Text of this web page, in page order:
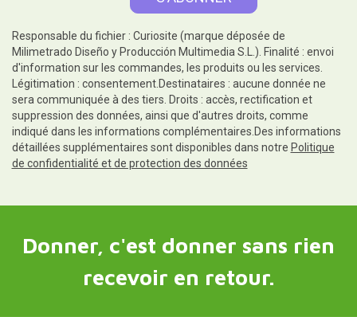
Responsable du fichier : Curiosite (marque déposée de
Milimetrado Diseño y Producción Multimedia S.L.). Finalité : envoi
d'information sur les commandes, les produits ou les services.
Légitimation : consentement.Destinataires : aucune donnée ne
sera communiquée à des tiers. Droits : accès, rectification et
suppression des données, ainsi que d'autres droits, comme
indiqué dans les informations complémentaires.Des informations
détaillées supplémentaires sont disponibles dans notre Politique
de confidentialité et de protection des données
Donner, c'est donner sans rien
recevoir en retour.